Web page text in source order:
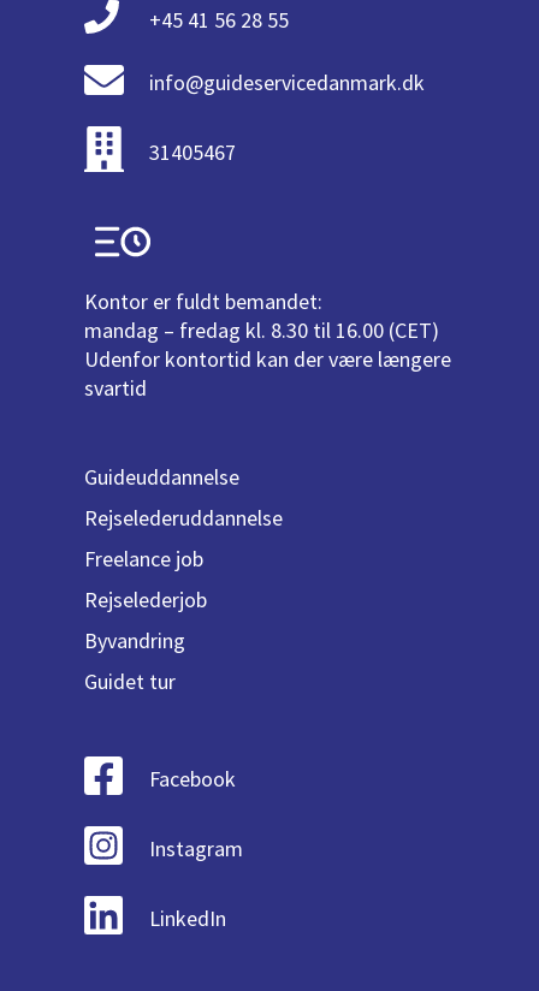
+45 41 56 28 55
info@guideservicedanmark.dk
31405467
Kontor er fuldt bemandet:
mandag – fredag kl. 8.30 til 16.00 (CET)
Udenfor kontortid kan der være længere
svartid
Guideuddannelse
Rejselederuddannelse
Freelance job
Rejselederjob
Byvandring
Guidet tur
Facebook
Instagram
LinkedIn